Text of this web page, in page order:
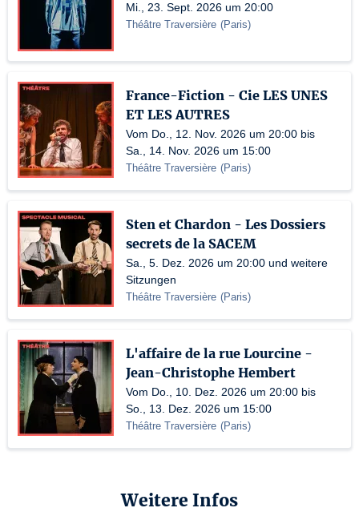
Mi., 23. Sept. 2026 um 20:00
Théâtre Traversière (Paris)
France-Fiction - Cie LES UNES
ET LES AUTRES
Vom Do., 12. Nov. 2026 um 20:00 bis
Sa., 14. Nov. 2026 um 15:00
Théâtre Traversière (Paris)
Sten et Chardon - Les Dossiers
secrets de la SACEM
Sa., 5. Dez. 2026 um 20:00 und weitere
Sitzungen
Théâtre Traversière (Paris)
L'affaire de la rue Lourcine -
Jean-Christophe Hembert
Vom Do., 10. Dez. 2026 um 20:00 bis
So., 13. Dez. 2026 um 15:00
Théâtre Traversière (Paris)
Weitere Infos